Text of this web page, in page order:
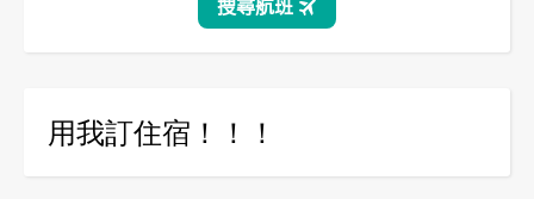
用我訂住宿！！！